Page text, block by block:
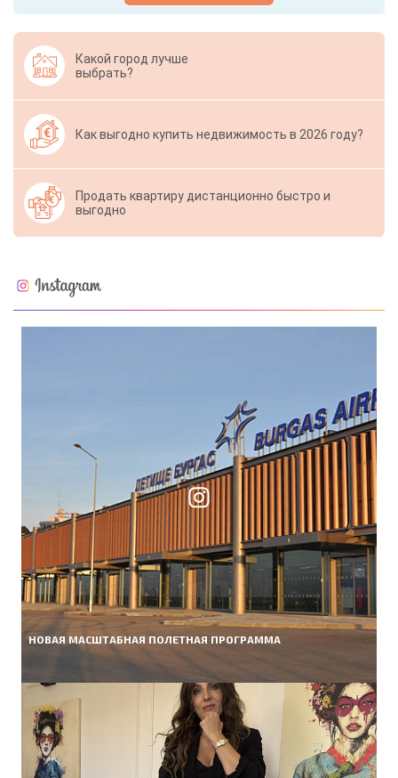
Какой город лучше
выбрать?
Как выгодно купить недвижимость в 2026 году?
Продать квартиру дистанционно быстро и
выгодно
НОВАЯ МАСШТАБНАЯ ПОЛЕТНАЯ ПРОГРАММА